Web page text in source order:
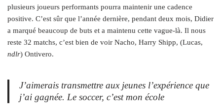
plusieurs joueurs performants pourra maintenir une cadence
positive. C’est sûr que l’année dernière, pendant deux mois, Didier
a marqué beaucoup de buts et a maintenu cette vague-là. Il nous
reste 32 matchs, c’est bien de voir Nacho, Harry Shipp, (Lucas,
ndlr) Ontivero.
J’aimerais transmettre aux jeunes l’expérience que
j’ai gagnée. Le soccer, c’est mon école